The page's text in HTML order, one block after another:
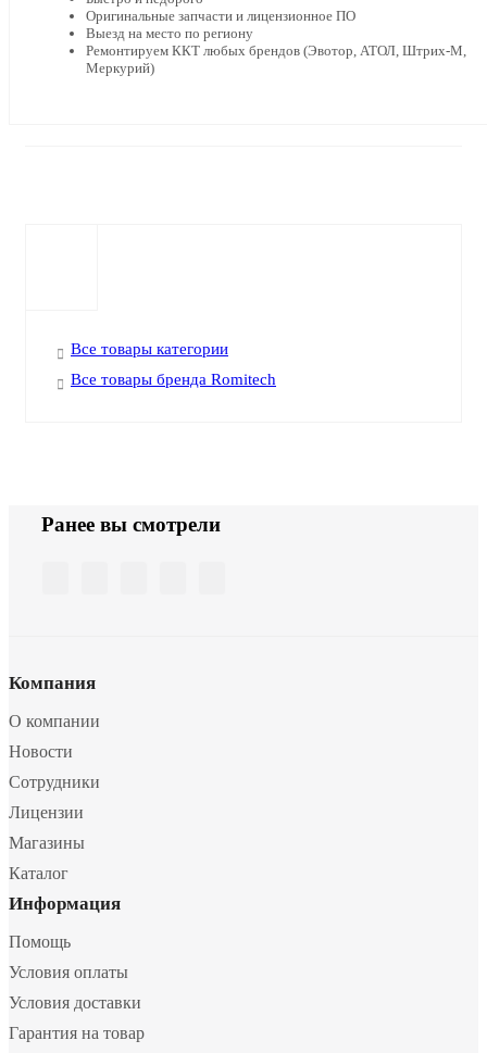
Оригинальные запчасти и лицензионное ПО
Выезд на место по региону
Ремонтируем ККТ любых брендов (Эвотор, АТОЛ, Штрих-М,
Меркурий)
Все товары категории
Все товары бренда Romitech
Ранее вы смотрели
Компания
О компании
Новости
Сотрудники
Лицензии
Магазины
Каталог
Информация
Помощь
Условия оплаты
Условия доставки
Гарантия на товар